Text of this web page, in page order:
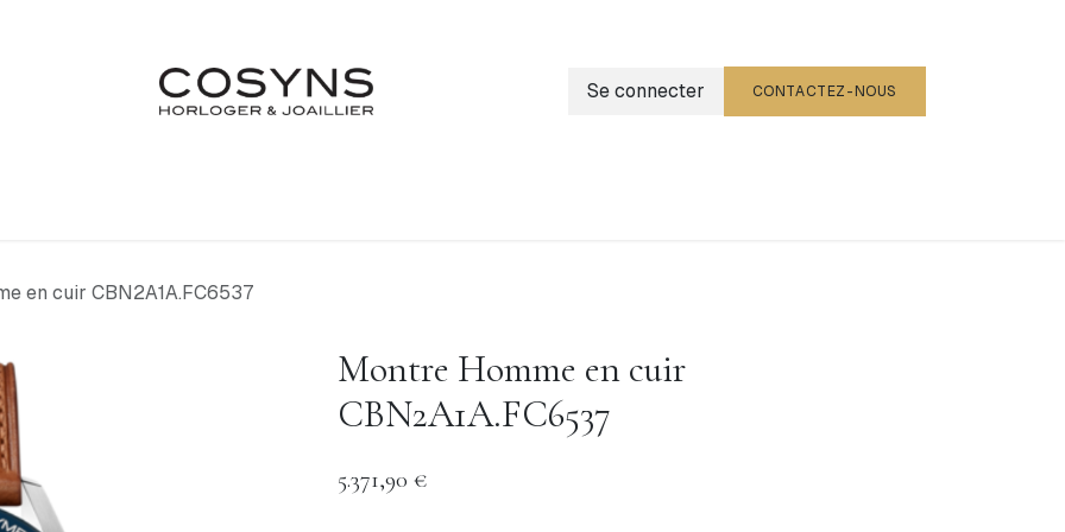
Se connecter CONTACTEZ-NOUS
en cuir CBN2A1A.FC6537
Montre Homme en cuir
CBN2A1A.FC6537
5.371,90 €